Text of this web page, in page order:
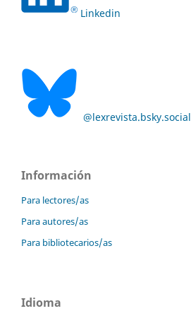
Linkedin
@lexrevista.bsky.social
Información
Para lectores/as
Para autores/as
Para bibliotecarios/as
Idioma